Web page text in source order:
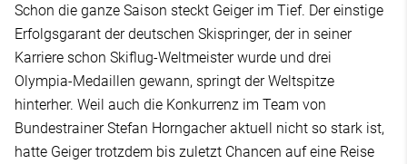
Schon die ganze Saison steckt Geiger im Tief. Der einstige
Erfolgsgarant der deutschen Skispringer, der in seiner
Karriere schon Skiflug-Weltmeister wurde und drei
Olympia-Medaillen gewann, springt der Weltspitze
hinterher. Weil auch die Konkurrenz im Team von
Bundestrainer Stefan Horngacher aktuell nicht so stark ist,
hatte Geiger trotzdem bis zuletzt Chancen auf eine Reise